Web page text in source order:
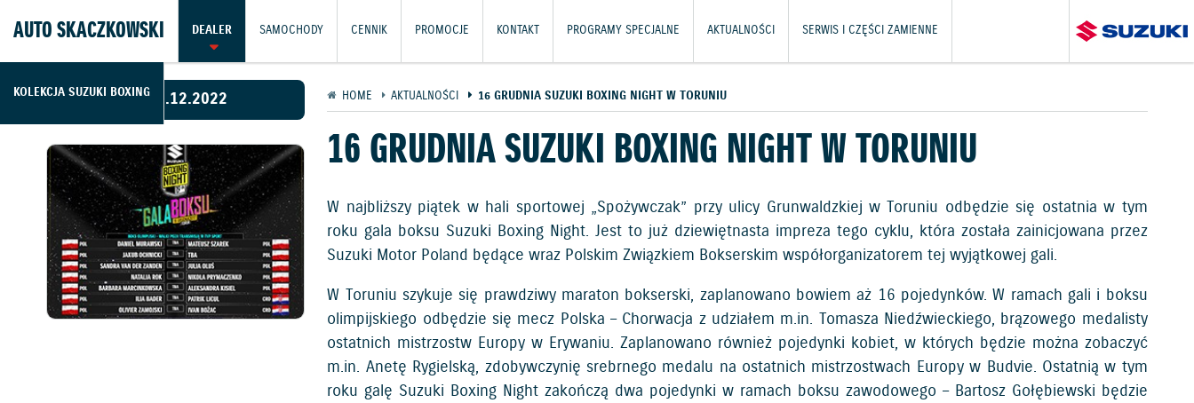
AUTO SKACZKOWSKI DEALER SAMOCHODY CENNIK PROMOCJE KONTAKT PROGRAMY SPECJALNE AKTUALNOŚCI SERWIS I CZĘŚCI ZAMIENNE
KOLEKCJA SUZUKI BOXING13.12.2022 HOME AKTUALNOŚCI 16 GRUDNIA SUZUKI BOXING NIGHT W TORUNIU
16 GRUDNIA SUZUKI BOXING NIGHT W TORUNIU
W najbliższy piątek w hali sportowej „Spożywczak” przy ulicy Grunwaldzkiej w Toruniu odbędzie się ostatnia w tym
roku gala boksu Suzuki Boxing Night. Jest to już dziewiętnasta impreza tego cyklu, która została zainicjowana przez
Suzuki Motor Poland będące wraz Polskim Związkiem Bokserskim współorganizatorem tej wyjątkowej gali.
W Toruniu szykuje się prawdziwy maraton bokserski, zaplanowano bowiem aż 16 pojedynków. W ramach gali i boksu
olimpijskiego odbędzie się mecz Polska – Chorwacja z udziałem m.in. Tomasza Niedźwieckiego, brązowego medalisty
ostatnich mistrzostw Europy w Erywaniu. Zaplanowano również pojedynki kobiet, w których będzie można zobaczyć
m.in. Anetę Rygielską, zdobywczynię srebrnego medalu na ostatnich mistrzostwach Europy w Budvie. Ostatnią w tym
roku galę Suzuki Boxing Night zakończą dwa pojedynki w ramach boksu zawodowego – Bartosz Gołębiewski będzie